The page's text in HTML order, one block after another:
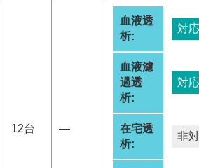
12台 ―
血液透
析:
対応
血液濾
過透
析:
対応
在宅透
析:
非